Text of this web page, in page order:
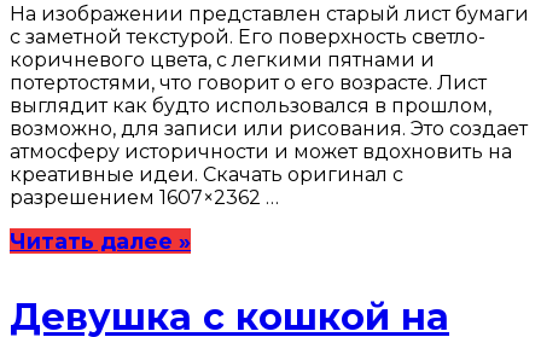
На изображении представлен старый лист бумаги
с заметной текстурой. Его поверхность светло-
коричневого цвета, с легкими пятнами и
потертостями, что говорит о его возрасте. Лист
выглядит как будто использовался в прошлом,
возможно, для записи или рисования. Это создает
атмосферу историчности и может вдохновить на
креативные идеи. Скачать оригинал с
разрешением 1607×2362 …
Читать далее »
Девушка с кошкой на